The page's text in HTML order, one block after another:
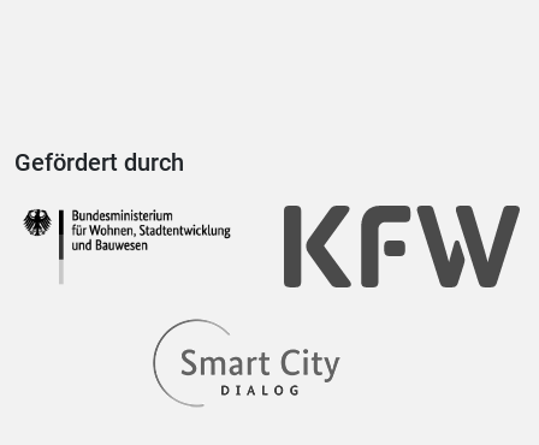
Gefördert durch